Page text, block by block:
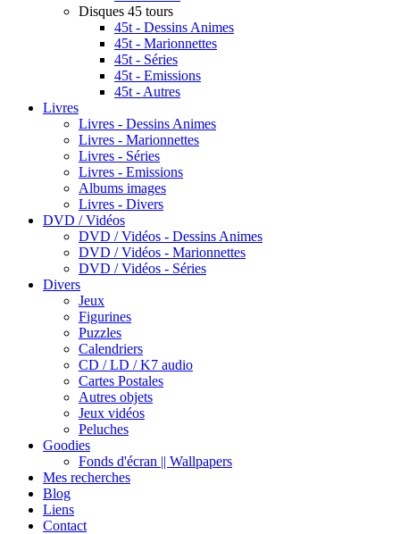
Disques 45 tours
45t - Dessins Animes
45t - Marionnettes
45t - Séries
45t - Emissions
45t - Autres
Livres
Livres - Dessins Animes
Livres - Marionnettes
Livres - Séries
Livres - Emissions
Albums images
Livres - Divers
DVD / Vidéos
DVD / Vidéos - Dessins Animes
DVD / Vidéos - Marionnettes
DVD / Vidéos - Séries
Divers
Jeux
Figurines
Puzzles
Calendriers
CD / LD / K7 audio
Cartes Postales
Autres objets
Jeux vidéos
Peluches
Goodies
Fonds d'écran || Wallpapers
Mes recherches
Blog
Liens
Contact